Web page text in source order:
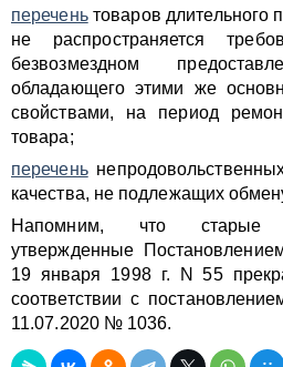
переченьтоваров длительного
не распространяется
безвозмездном
обладающего этими же
свойствами, на период
товара;
перечень
качества, не подлежащих
Напомним, что старые
утвержденные
19 января 1998 г. N 55
соответствии с
11.07.2020 № 1036.